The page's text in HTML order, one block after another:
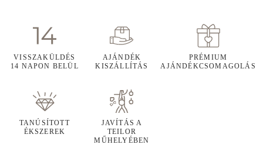
VISSZAKÜLDÉS
14 NAPON BELÜL
AJÁNDÉK
KISZÁLLÍTÁS
PRÉMIUM
AJÁNDÉKCSOMAGOLÁS
TANÚSÍTOTT
ÉKSZEREK
JAVÍTÁS A
TEILOR
MŰHELYÉBEN